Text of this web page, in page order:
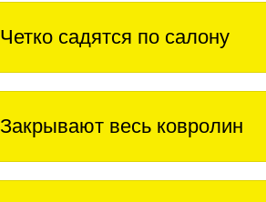
Четко садятся по салону
Закрывают весь ковролин